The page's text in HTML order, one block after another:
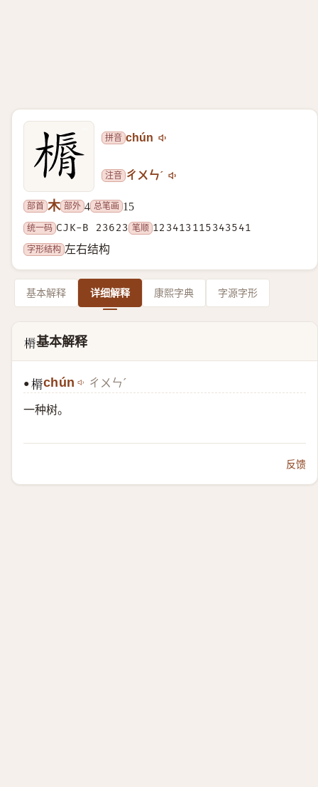
拼音 chún
注音 ㄔㄨㄣˊ
部首 木 部外 4 总笔画 15
统一码 CJK-B 23623 笔顺 123413115343541
字形结构 左右结构
基本解释 详细解释 康熙字典 字源字形
𣘣基本解释
● 𣘣 chún ㄔㄨㄣˊ
一种树。
反馈